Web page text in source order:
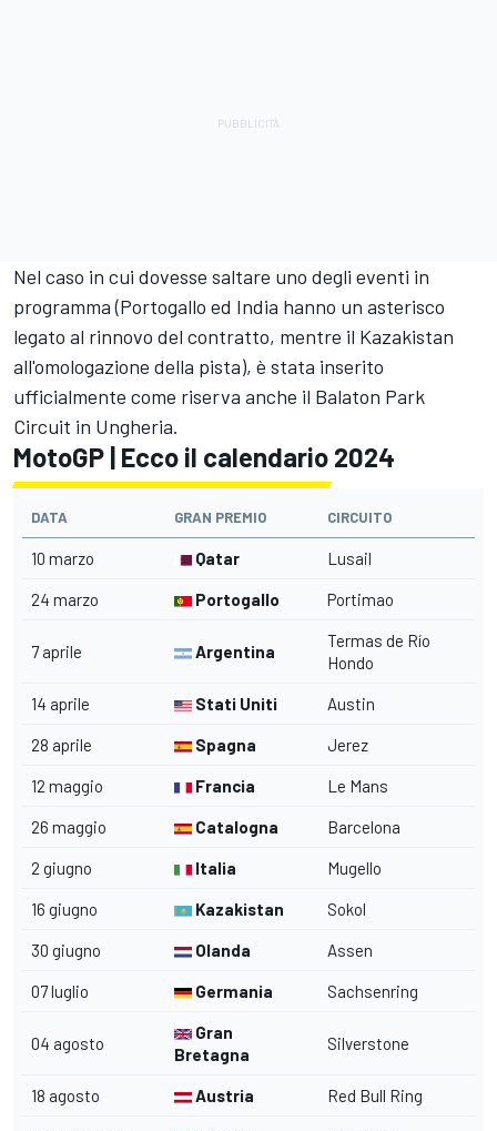
Nel caso in cui dovesse saltare uno degli eventi in
programma (Portogallo ed India hanno un asterisco
legato al rinnovo del contratto, mentre il Kazakistan
all'omologazione della pista), è stata inserito
ufficialmente come riserva anche il Balaton Park
Circuit in Ungheria.
MotoGP | Ecco il calendario 2024
DATA GRAN PREMIO CIRCUITO
10 marzo Qatar Lusail
24 marzo Portogallo Portimao
7 aprile Argentina
Termas de Río
Hondo
14 aprile Stati Uniti Austin
28 aprile Spagna Jerez
12 maggio Francia Le Mans
26 maggio Catalogna Barcelona
2 giugno Italia Mugello
16 giugno Kazakistan Sokol
30 giugno Olanda Assen
07 luglio Germania Sachsenring
04 agosto
Gran
Bretagna
Silverstone
18 agosto Austria Red Bull Ring